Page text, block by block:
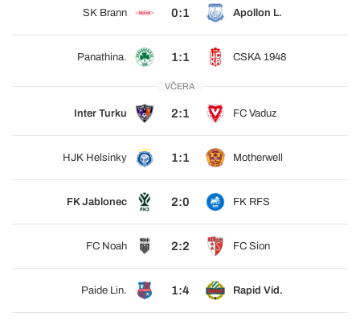
SK Brann 0:1 Apollon L.
Panathina. 1:1 CSKA 1948
VČERA
Inter Turku 2:1 FC Vaduz
HJK Helsinky 1:1 Motherwell
FK Jablonec 2:0 FK RFS
FC Noah 2:2 FC Sion
Paide Lin. 1:4 Rapid Víd.